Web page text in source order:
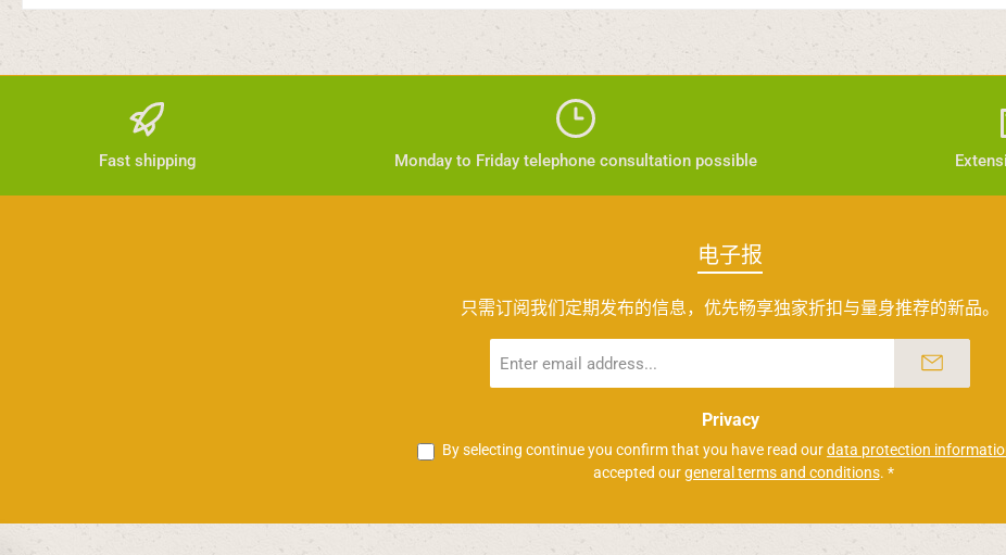
Fast shipping Monday to Friday telephone consultation possible
电子报
只需订阅我们定期发布的信息，优先畅享独家折扣与量身推荐的新品。
address
Privacy
By selecting continue you confirm that you have read ourdata protection
accepted ourgeneral terms and conditions. *